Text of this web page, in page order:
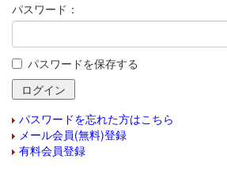
パスワード：
パスワードを保存する
パスワードを忘れた方はこちら
メール会員(無料)登録
有料会員登録